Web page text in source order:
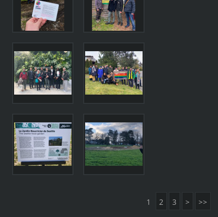
1 2 3 > >>